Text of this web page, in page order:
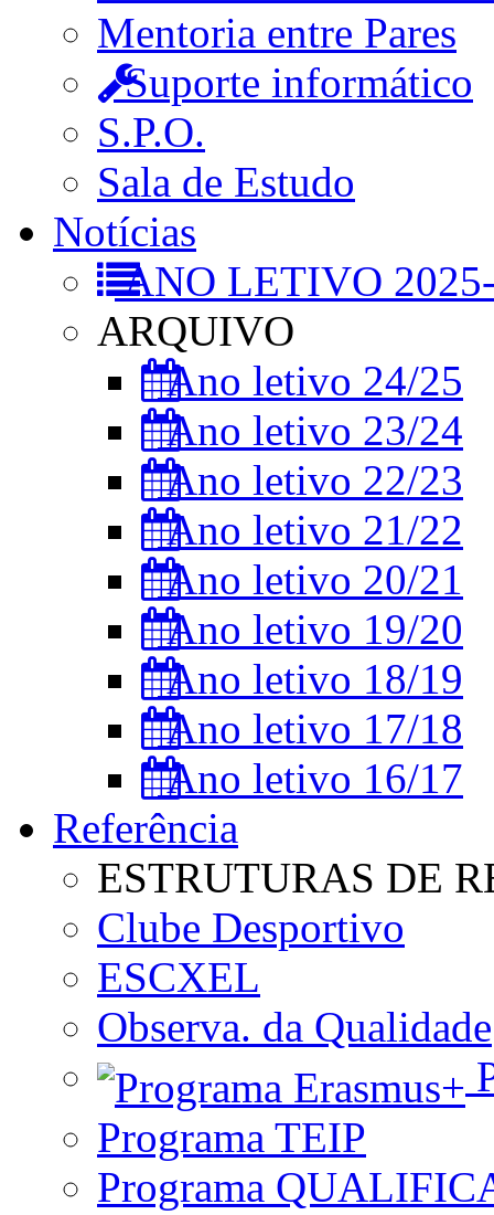
Mentoria entre Pares
Suporte informático
S.P.O.
Sala de Estudo
Notícias
ANO LETIVO
ARQUIVO
Ano letivo 24/25
Ano letivo 23/24
Ano letivo 22/23
Ano letivo 21/22
Ano letivo 20/21
Ano letivo 19/20
Ano letivo 18/19
Ano letivo 17/18
Ano letivo 16/17
Referência
ESTRUTURAS DE
Clube Desportivo
ESCXEL
Observa. da Qualidade
Programa TEIP
Programa